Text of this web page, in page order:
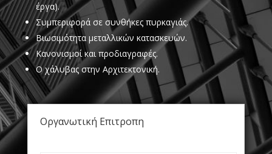
έργα).
Συμπεριφορά σε συνθήκες πυρκαγιάς.
Βιωσιμότητα μεταλλικών κατασκευών.
Κανονισμοί και προδιαγραφές.
Ο χάλυβας στην Αρχιτεκτονική.
Οργανωτική Επιτροπη